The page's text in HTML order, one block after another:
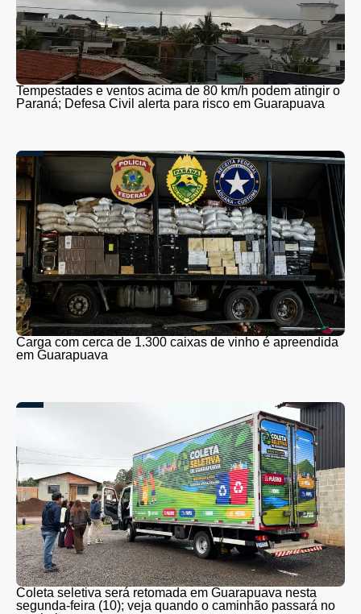
Tempestades e ventos acima de 80 km/h podem atingir o
Paraná; Defesa Civil alerta para risco em Guarapuava
Carga com cerca de 1.300 caixas de vinho é apreendida
em Guarapuava
Coleta seletiva será retomada em Guarapuava nesta
segunda-feira (10); veja quando o caminhão passará no